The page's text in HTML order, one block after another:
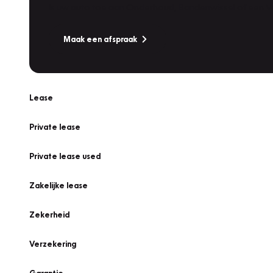
Maak een afspraak
Lease
Private lease
Private lease used
Zakelijke lease
Zekerheid
Verzekering